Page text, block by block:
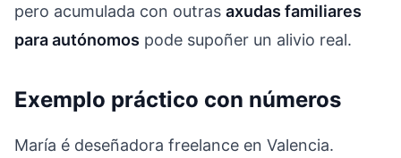
pero acumulada con outras axudas familiares
para autónomos pode supoñer un alivio real.
Exemplo práctico con números
María é deseñadora freelance en Valencia.